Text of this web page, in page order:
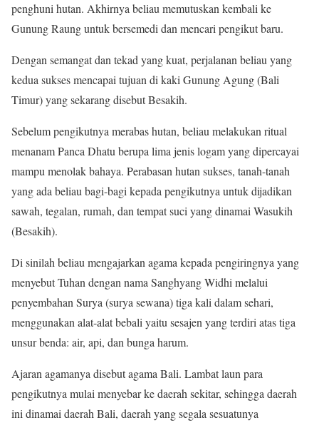
penghuni hutan. Akhirnya beliau memutuskan kembali ke
Gunung Raung untuk bersemedi dan mencari pengikut baru.
Dengan semangat dan tekad yang kuat, perjalanan beliau yang
kedua sukses mencapai tujuan di kaki Gunung Agung (Bali
Timur) yang sekarang disebut Besakih.
Sebelum pengikutnya merabas hutan, beliau melakukan ritual
menanam Panca Dhatu berupa lima jenis logam yang dipercayai
mampu menolak bahaya. Perabasan hutan sukses, tanah-tanah
yang ada beliau bagi-bagi kepada pengikutnya untuk dijadikan
sawah, tegalan, rumah, dan tempat suci yang dinamai Wasukih
(Besakih).
Di sinilah beliau mengajarkan agama kepada pengiringnya yang
menyebut Tuhan dengan nama Sanghyang Widhi melalui
penyembahan Surya (surya sewana) tiga kali dalam sehari,
menggunakan alat-alat bebali yaitu sesajen yang terdiri atas tiga
unsur benda: air, api, dan bunga harum.
Ajaran agamanya disebut agama Bali. Lambat laun para
pengikutnya mulai menyebar ke daerah sekitar, sehingga daerah
ini dinamai daerah Bali, daerah yang segala sesuatunya